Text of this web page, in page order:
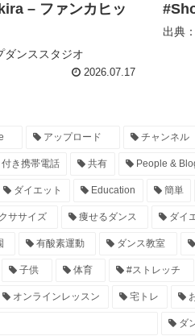
– ファンカヒッ
ダンススタジオ
2026.07.17
出典
アップロード チャンネル
き携帯電話 共有 People &
ダイエット Education 簡単
ササイズ 痩せるダンス ダイ
有酸素運動 ダンス教室
子供 体育 #ストレッチ
オンラインレッスン 宅トレ
ダ